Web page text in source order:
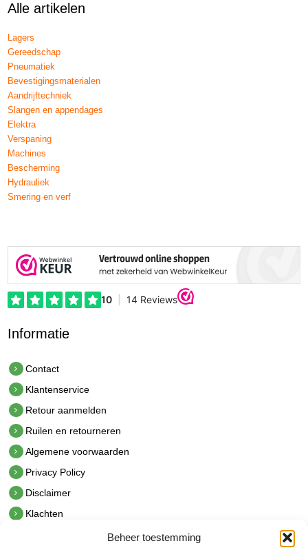
Beheer toestemming
Alle artikelen
Lagers
Gereedschap
Pneumatiek
Bevestigingsmaterialen
Aandrijftechniek
Slangen en appendages
Elektra
Verspaning
Machines
Bescherming
Hydrauliek
Smering en verf
Informatie
Contact
Klantenservice
Retour aanmelden
Ruilen en retourneren
Algemene voorwaarden
Privacy Policy
Disclaimer
Klachten